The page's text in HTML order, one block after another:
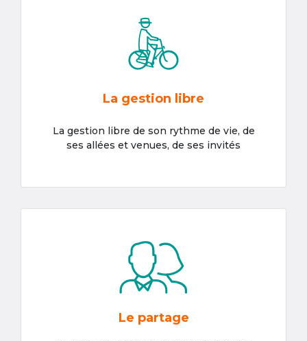
La gestion libre
La gestion libre de son rythme de vie, de
ses allées et venues, de ses invités
Le partage